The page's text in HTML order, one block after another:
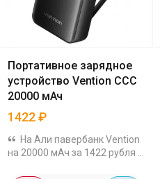
Портативное зарядное
устройство Vention CCC
20000 мАч
1422₽
На Али павербанк Vention
на 20000 мАч за 1422 рубля с